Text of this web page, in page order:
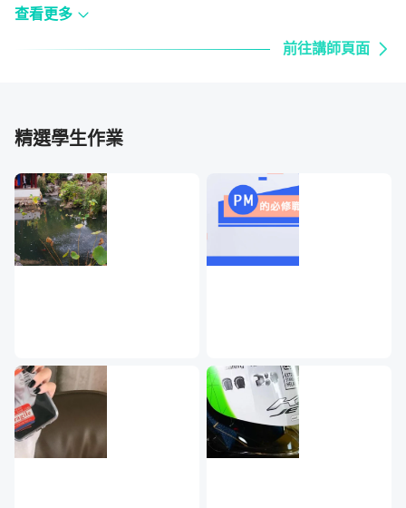
這堂課預計在 8/1 號就會開課囉！想要了解
這個章節預計包括：
🔹沒有技術背景或專案管理經驗，如何成為 PM？
🔹 PM的未來－－ PM的職涯有什麼可能？有人說PM是CEO儲
管理的生活思維等媒體，也受邀參與許多演講與組織培訓。
查看更多
前往講師頁面
精選學生作業